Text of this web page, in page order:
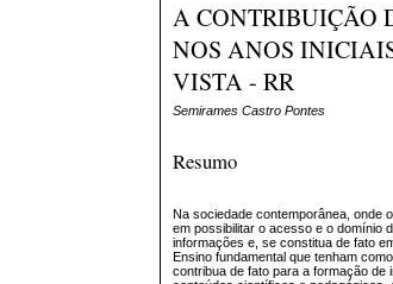
A CONTRIBUIÇÃO
NOS ANOS
VISTA - RR
Semirames Castro Pontes
Resumo
Na sociedade contemporânea, onde
em possibilitar o acesso e o domínio
informações e, se constitua de fato
Ensino fundamental que tenham
contribua de fato para a formação